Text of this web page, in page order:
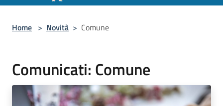
Home > Novità > Comune
Comunicati: Comune